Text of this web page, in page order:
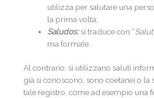
utilizza per salutare una
la prima volta;
Saludos:si traduce con “
ma formale.
Al contrario, si utilizzano saluti
già si conoscono, sono coetanei o la
tale registro, come ad esempio una